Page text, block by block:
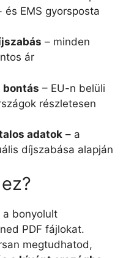
és EMS gyorsposta
– minden
ár
bontás – EU-n belüli
részletesen
adatok – a
díjszabása alapján
a bonyolult
PDF fájlokat.
megtudhatod,